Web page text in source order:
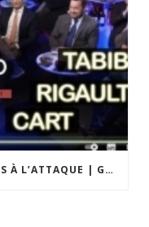
[MÉDIAS] LES ANTIMONDIALISTES À L’ATTAQUE | GRAND DÉBAT DE BRISTO LIBERTÉS